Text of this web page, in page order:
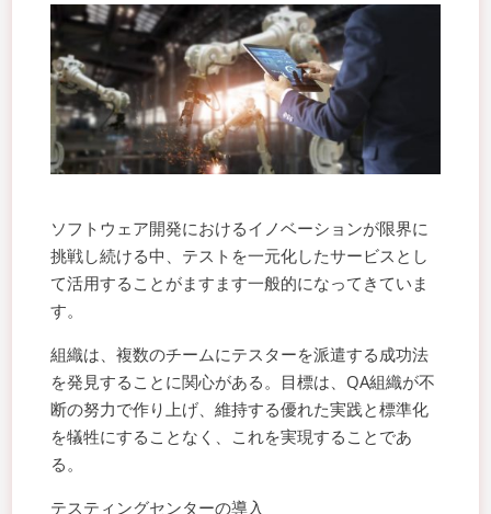
ソフトウェア開発におけるイノベーションが限界に
挑戦し続ける中、テストを一元化したサービスとし
て活用することがますます一般的になってきていま
す。
組織は、複数のチームにテスターを派遣する成功法
を発見することに関心がある。目標は、QA組織が不
断の努力で作り上げ、維持する優れた実践と標準化
を犠牲にすることなく、これを実現することであ
る。
テスティングセンターの導入